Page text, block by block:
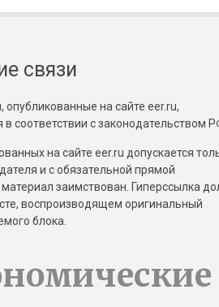
связи
на сайте eer.ru,
соответствии с законодательством
на сайте eer.ru допускается
и с обязательной прямой
заимствован. Гиперссылка
воспроизводящем оригинальный
блока.